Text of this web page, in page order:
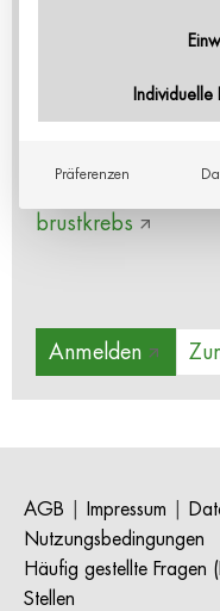
welchen Einfluss
Optionen es bei
brustkrebs
Anmelden
AGB Impressum
Nutzungsbedingungen
Häufig gestellte Fragen
Stellen
Präferenzen